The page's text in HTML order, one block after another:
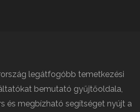
legátfogóbb temetkezési
bemutató gyűjtőoldala,
és megbízható segítséget nyújt a